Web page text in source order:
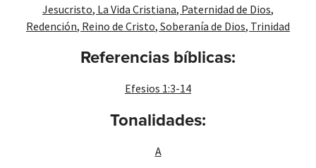
Jesucristo, La Vida Cristiana, Paternidad de Dios,
Redención, Reino de Cristo, Soberanía de Dios, Trinidad
Referencias bíblicas:
Efesios 1:3-14
Tonalidades:
A